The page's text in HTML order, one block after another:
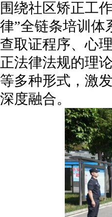
围绕社区矫正工
律”全链条培训体
查取证程序、心
正法律法规的理
等多种形式，激
深度融合。